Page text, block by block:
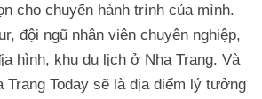
cho chuyến hành trình của mình.
đội ngũ nhân viên chuyên nghiệp,
hình, khu du lịch ở Nha Trang. Và
Trang Today sẽ là địa điểm lý tưởng